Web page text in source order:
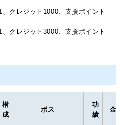
クレジット1000、支援ポイント
クレジット3000、支援ポイント
構
成
ボス
功
績
金